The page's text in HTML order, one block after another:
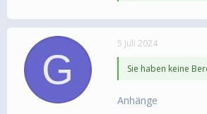
G
5 Juli 2024
Sie haben keine
Anhänge